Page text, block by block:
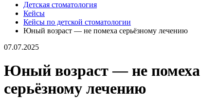
Детская стоматология
Кейсы
Кейсы по детской стоматологии
Юный возраст — не помеха серьёзному лечению
07.07.2025
Юный возраст — не помеха
серьёзному лечению